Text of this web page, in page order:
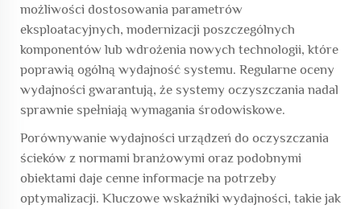
możliwości dostosowania parametrów
eksploatacyjnych, modernizacji poszczególnych
komponentów lub wdrożenia nowych technologii, które
poprawią ogólną wydajność systemu. Regularne oceny
wydajności gwarantują, że systemy oczyszczania nadal
sprawnie spełniają wymagania środowiskowe.
Porównywanie wydajności urządzeń do oczyszczania
ścieków z normami branżowymi oraz podobnymi
obiektami daje cenne informacje na potrzeby
optymalizacji. Kluczowe wskaźniki wydajności, takie jak